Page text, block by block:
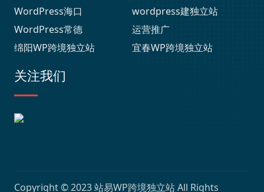
WordPress海口
wordpress建独立站
WordPress常德
运营推广
绵阳WP跨境独立站
宜春WP跨境独立站
关注我们
Copyright © 2023站易WP跨境独立站All Rights